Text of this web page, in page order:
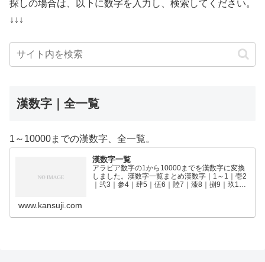
探しの場合は、以下に数字を入力し、検索してください。
↓↓↓
漢数字｜全一覧
1～10000までの漢数字、全一覧。
漢数字一覧
アラビア数字の1から10000までを漢数字に変換
しました。漢数字一覧まとめ漢数字｜1～1｜壱2
｜弐3｜参4｜肆5｜伍6｜陸7｜漆8｜捌9｜玖10
www.kansuji.com